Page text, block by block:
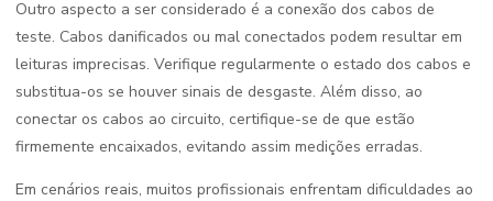
Outro aspecto a ser considerado é a conexão dos cabos de
teste. Cabos danificados ou mal conectados podem resultar em
leituras imprecisas. Verifique regularmente o estado dos cabos e
substitua-os se houver sinais de desgaste. Além disso, ao
conectar os cabos ao circuito, certifique-se de que estão
firmemente encaixados, evitando assim medições erradas.
Em cenários reais, muitos profissionais enfrentam dificuldades ao